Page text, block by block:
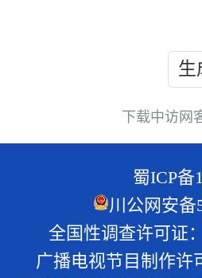
生
下载中访网
蜀ICP备
川公网安备
全国性调查许可证
广播电视节目制作许